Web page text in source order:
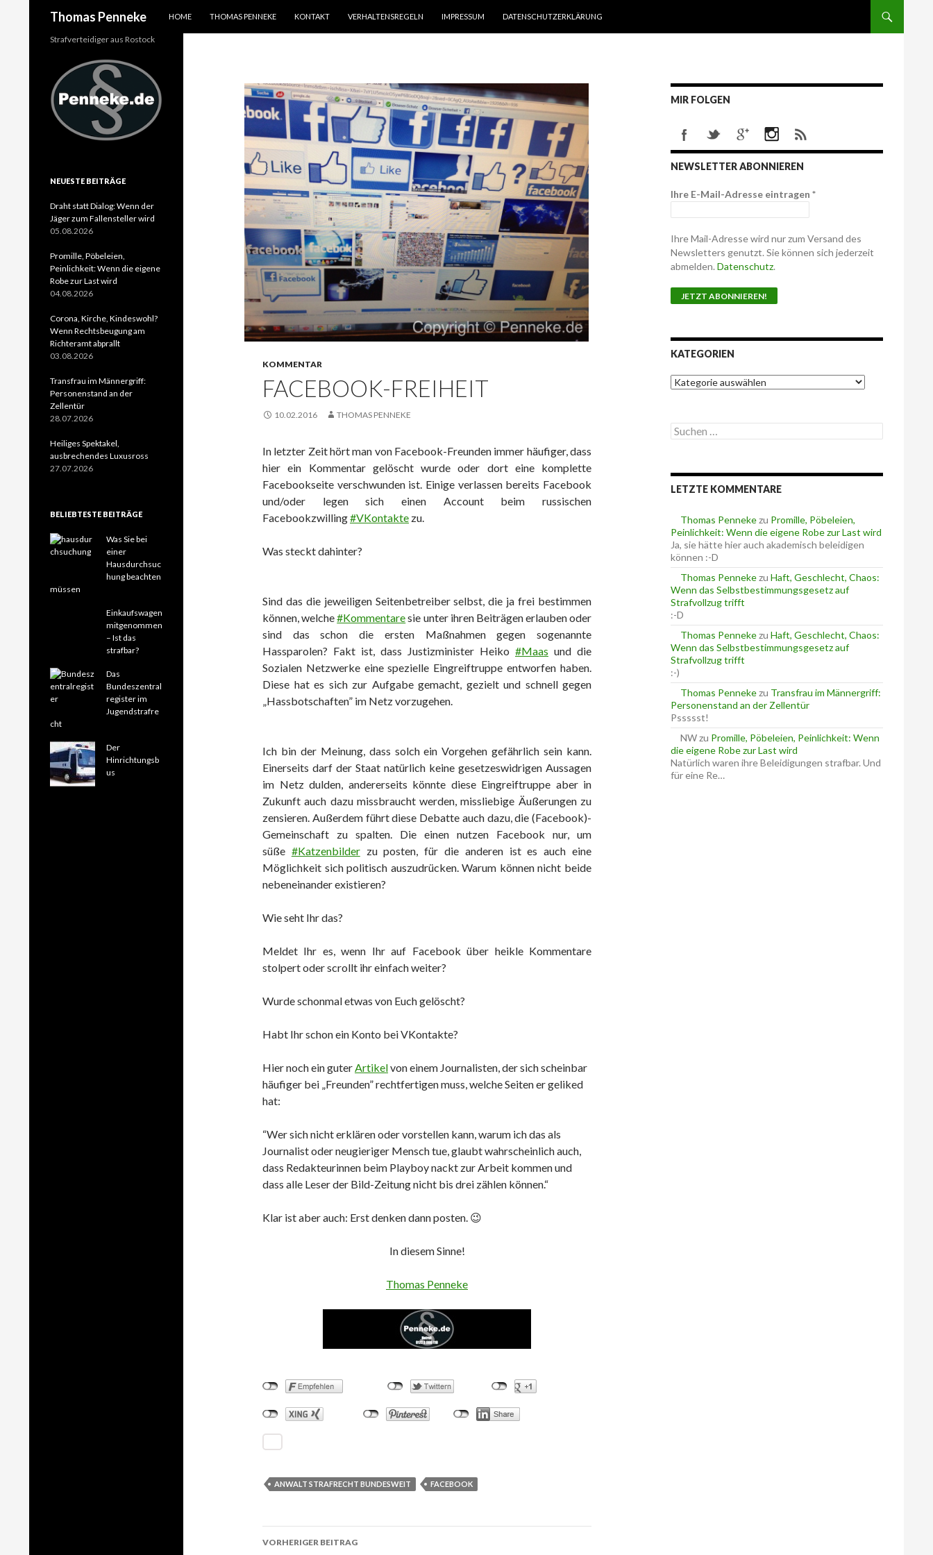
Thomas Penneke
HOME
THOMAS PENNEKE KONTAKT VERHALTENSREGELN IMPRESSUM DATENSCHUTZERKLÄRUNG
KOMMENTAR
FACEBOOK-FREIHEIT
10.02.2016 THOMAS PENNEKE
In letzter Zeit hört man von Facebook-Freunden immer häufiger, dass
hier ein Kommentar gelöscht wurde oder dort eine komplette
Facebookseite verschwunden ist. Einige verlassen bereits Facebook
und/oder legen sich einen Account beim russischen
Facebookzwilling#VKontakte zu.
Was steckt dahinter?
Sind das die jeweiligen Seitenbetreiber selbst, die ja frei bestimmen
können, welche#Kommentaresie unter ihren Beiträgen erlauben oder
sind das schon die ersten Maßnahmen gegen sogenannte
Hassparolen? Fakt ist, dass Justizminister Heiko #Maas und die
Sozialen Netzwerke eine spezielle Eingreiftruppe entworfen haben.
Diese hat es sich zur Aufgabe gemacht, gezielt und schnell gegen
„Hassbotschaften” im Netz vorzugehen.
Ich bin der Meinung, dass solch ein Vorgehen gefährlich sein kann.
Einerseits darf der Staat natürlich keine gesetzeswidrigen Aussagen
im Netz dulden, andererseits könnte diese Eingreiftruppe aber in
Zukunft auch dazu missbraucht werden, missliebige Äußerungen zu
zensieren. Außerdem führt diese Debatte auch dazu, die (Facebook)-
Gemeinschaft zu spalten. Die einen nutzen Facebook nur, um
süße #Katzenbilderzu posten, für die anderen ist es auch eine
Möglichkeit sich politisch auszudrücken. Warum können nicht beide
nebeneinander existieren?
Wie seht Ihr das?
Meldet Ihr es, wenn Ihr auf Facebook über heikle Kommentare
stolpert oder scrollt ihr einfach weiter?
Wurde schonmal etwas von Euch gelöscht?
Habt Ihr schon ein Konto bei VKontakte?
Hier noch ein guterArtikelvon einem Journalisten, der sich scheinbar
häufiger bei „Freunden” rechtfertigen muss, welche Seiten er geliked
hat:
“Wer sich nicht erklären oder vorstellen kann, warum ich das als
Journalist oder neugieriger Mensch tue, glaubt wahrscheinlich auch,
dass Redakteurinnen beim Playboy nackt zur Arbeit kommen und
dass alle Leser der Bild-Zeitung nicht bis drei zählen können.“
Klar ist aber auch: Erst denken dann posten. 😉
In diesem Sinne!
Thomas Penneke
ANWALT STRAFRECHT BUNDESWEIT FACEBOOK
VORHERIGER BEITRAG
MIR FOLGEN
NEWSLETTER ABONNIEREN
Ihre E-Mail-Adresse eintragen *
Ihre Mail-Adresse wird nur zum Versand des
Newsletters genutzt. Sie können sich jederzeit
abmelden. Datenschutz.
KATEGORIEN
K
a
g
o
n
S
u
e
n
c
h
:
LETZTE KOMMENTARE
Thomas Pennekezu Promille, Pöbeleien,
Peinlichkeit: Wenn die eigene Robe zur Last wird
Ja, sie hätte hier auch akademisch beleidigen
können :-D
Thomas Pennekezu Haft, Geschlecht, Chaos:
Wenn das Selbstbestimmungsgesetz auf
Strafvollzug trifft
:-D
Thomas Pennekezu Haft, Geschlecht, Chaos:
Wenn das Selbstbestimmungsgesetz auf
Strafvollzug trifft
:-)
Thomas Pennekezu Transfrau im Männergriff:
Personenstand an der Zellentür
Pssssst!
NWzu Promille, Pöbeleien, Peinlichkeit: Wenn
die eigene Robe zur Last wird
Natürlich waren ihre Beleidigungen strafbar. Und
für eine Re…
Strafverteidiger aus Rostock
NEUESTE BEITRÄGE
Draht statt Dialog: Wenn der
Jäger zum Fallensteller wird
05.08.2026
Promille, Pöbeleien,
Peinlichkeit: Wenn die eigene
Robe zur Last wird
04.08.2026
Corona, Kirche, Kindeswohl?
Wenn Rechtsbeugung am
Richteramt abprallt
03.08.2026
Transfrau im Männergriff:
Personenstand an der
Zellentür
28.07.2026
Heiliges Spektakel,
ausbrechendes Luxusross
27.07.2026
BELIEBTESTE BEITRÄGE
Was Sie bei
einer
Hausdurchsuc
hung beachten
müssen
Einkaufswagen
mitgenommen
– Ist das
strafbar?
Das
Bundeszentral
register im
Jugendstrafre
cht
Der
Hinrichtungsb
us